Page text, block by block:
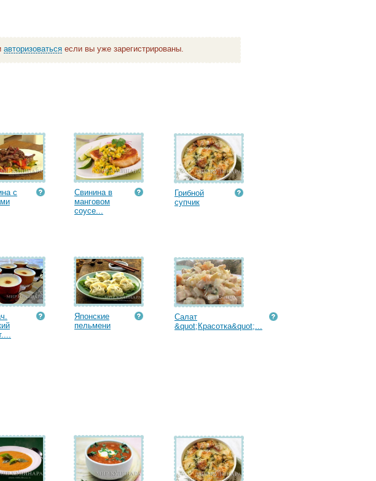
авторизоваться если вы уже зарегистрированы.
с
Свинина в
манговом
соусе...
Грибной
супчик
Японские
пельмени
Салат
&quot;Красотка&quot;...